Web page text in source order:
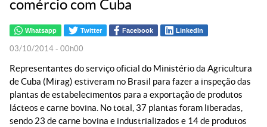
comércio com Cuba
Whatsapp Twitter Facebook LinkedIn
03/10/2014 - 00h00
Representantes do serviço oficial do Ministério da Agricultura
de Cuba (Mirag) estiveram no Brasil para fazer a inspeção das
plantas de estabelecimentos para a exportação de produtos
lácteos e carne bovina. No total, 37 plantas foram liberadas,
sendo 23 de carne bovina e industrializados e 14 de produtos